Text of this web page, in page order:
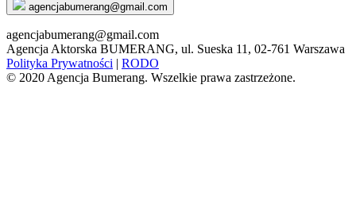
agencjabumerang@gmail.com
agencjabumerang@gmail.com
Agencja Aktorska BUMERANG, ul. Sueska 11, 02-761 Warszawa
Polityka Prywatności | RODO
© 2020 Agencja Bumerang. Wszelkie prawa zastrzeżone.